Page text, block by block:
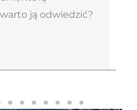
ją odwiedzić?